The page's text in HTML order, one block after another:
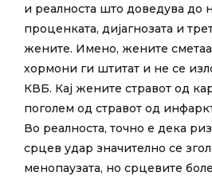
и реалноста што доведува до
проценката, дијагнозата и
жените. Имено, жените
хормони ги штитат и не се
КВБ. Кај жените стравот од
поголем од стравот од
Во реалноста, точно е дека
срцев удар значително се
менопаузата, но срцевите